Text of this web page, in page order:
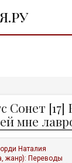
Сонет
мне
Наталия
жанр): Переводы